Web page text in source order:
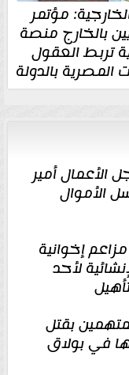
مؤتمر
بالخارج منصة
تربط العقول
المصرية بالدولة
الأعمال أمير
الأموال
إخوانية
لأحد
بقتل
في بولاق